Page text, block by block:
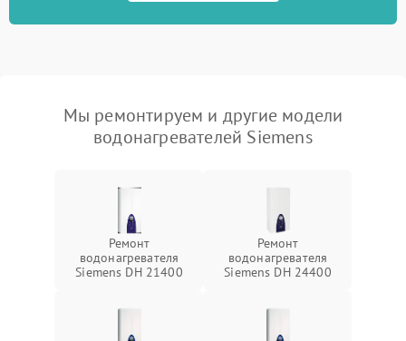
Мы ремонтируем и другие модели
водонагревателей Siemens
Ремонт
водонагревателя
Siemens DH 21400
Ремонт
водонагревателя
Siemens DH 24400